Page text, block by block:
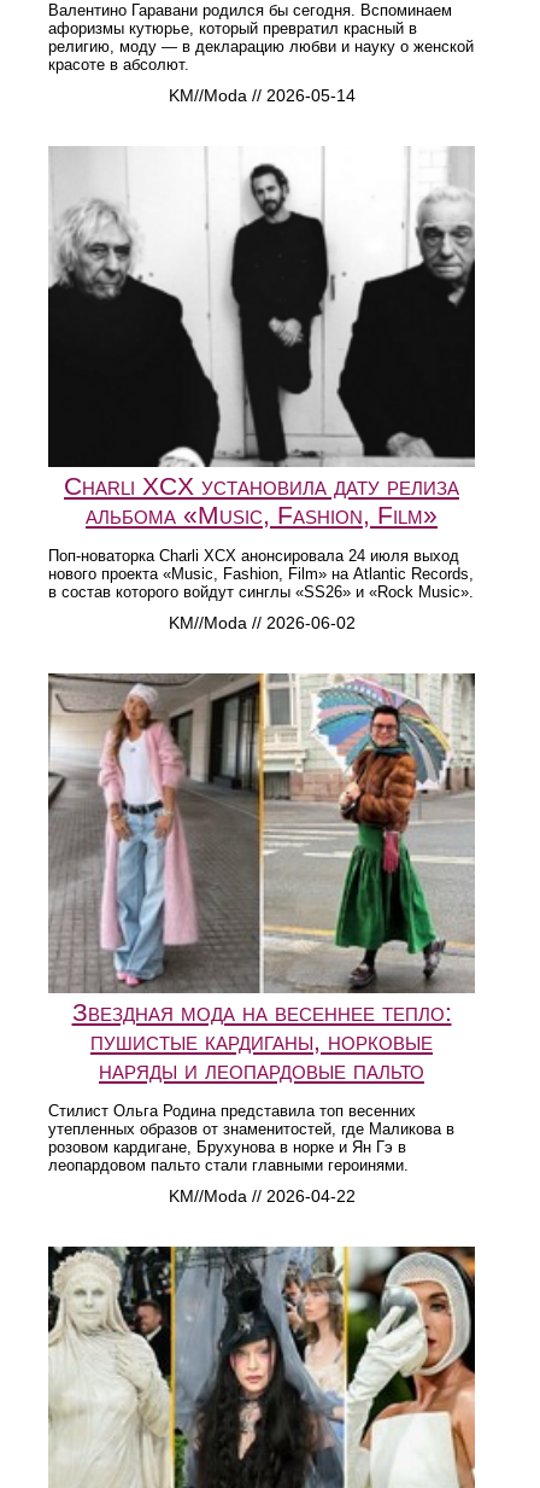
Валентино Гаравани родился бы сегодня. Вспоминаем
афоризмы кутюрье, который превратил красный в
религию, моду — в декларацию любви и науку о женской
красоте в абсолют.
KM//Moda // 2026-05-14
Charli XCX установила дату релиза
альбома «Music, Fashion, Film»
Поп-новаторка Charli XCX анонсировала 24 июля выход
нового проекта «Music, Fashion, Film» на Atlantic Records,
в состав которого войдут синглы «SS26» и «Rock Music».
KM//Moda // 2026-06-02
Звездная мода на весеннее тепло:
пушистые кардиганы, норковые
наряды и леопардовые пальто
Стилист Ольга Родина представила топ весенних
утепленных образов от знаменитостей, где Маликова в
розовом кардигане, Брухунова в норке и Ян Гэ в
леопардовом пальто стали главными героинями.
KM//Moda // 2026-04-22